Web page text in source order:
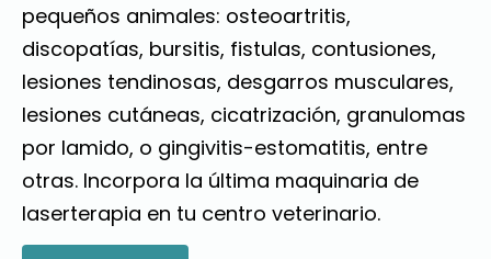
pequeños animales: osteoartritis,
discopatías, bursitis, fistulas, contusiones,
lesiones tendinosas, desgarros musculares,
lesiones cutáneas, cicatrización, granulomas
por lamido, o gingivitis-estomatitis, entre
otras. Incorpora la última maquinaria de
laserterapia en tu centro veterinario.